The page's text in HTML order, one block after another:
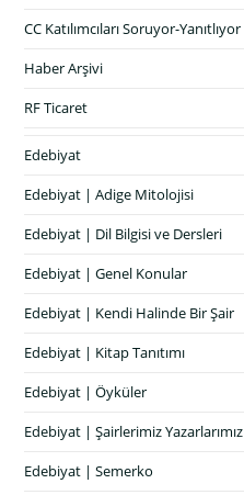
CC Katılımcıları Soruyor-Yanıtlıyor
Haber Arşivi
RF Ticaret
Edebiyat
Edebiyat | Adige Mitolojisi
Edebiyat | Dil Bilgisi ve Dersleri
Edebiyat | Genel Konular
Edebiyat | Kendi Halinde Bir Şair
Edebiyat | Kitap Tanıtımı
Edebiyat | Öyküler
Edebiyat | Şairlerimiz Yazarlarımız
Edebiyat | Semerko